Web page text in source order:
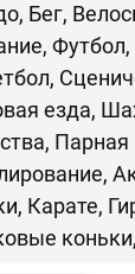
Бег,
езда,
Карате,